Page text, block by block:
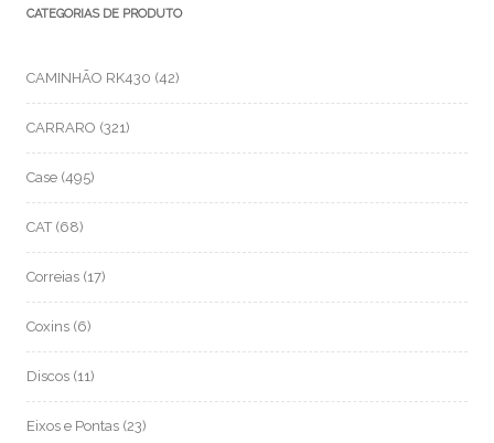
CATEGORIAS DE PRODUTO
CAMINHÃO RK430 (42)
CARRARO (321)
Case (495)
CAT (68)
Correias (17)
Coxins (6)
Discos (11)
Eixos e Pontas (23)